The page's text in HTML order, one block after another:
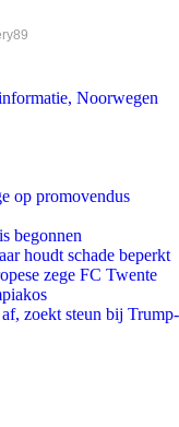
Noorwegen
op promovendus
begonnen
houdt schade beperkt
zege FC Twente
zoekt steun bij Trump-